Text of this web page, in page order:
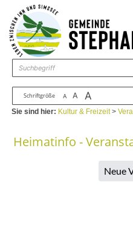
Zum Inhalt ,zur Navigation
Schriftgröße A A A
Sie sind hier: Kultur & Freizeit>
Heimatinfo -